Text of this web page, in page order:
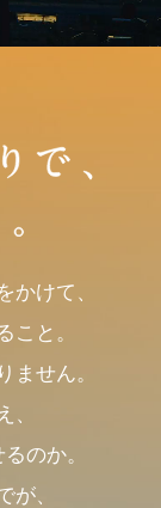
かけて、
こと。
ません。
、
のか。
が、